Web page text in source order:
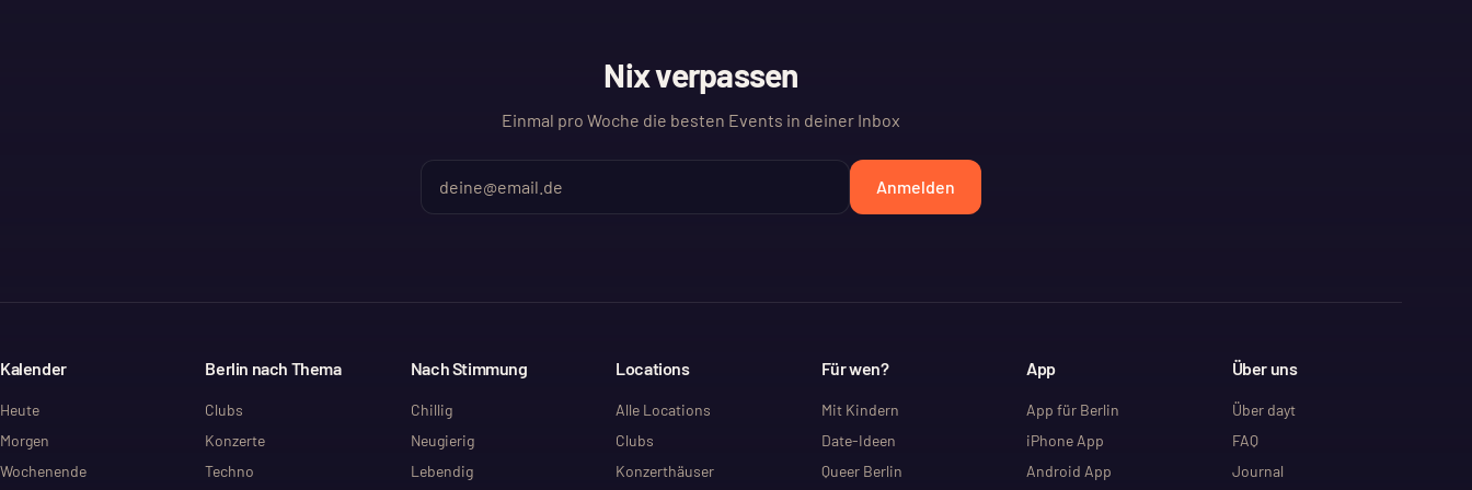
Nix verpassen
Einmal pro Woche die besten Events in deiner Inbox
Anmelden
Kalender
Heute
Morgen
Wochenende
Berlin nach Thema
Clubs
Konzerte
Techno
Nach Stimmung
Chillig
Neugierig
Lebendig
Locations
Alle Locations
Clubs
Konzerthäuser
Für wen?
Mit Kindern
Date-Ideen
Queer Berlin
App
App für Berlin
iPhone App
Android App
Über uns
Über dayt
FAQ
Journal